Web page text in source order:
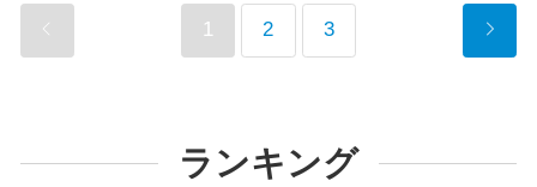
1 2 3
ランキング